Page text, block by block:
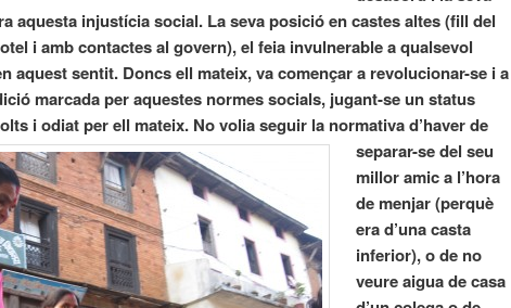
aquesta injustícia social. La seva posició en castes altes (fill del
i amb contactes al govern), el feia invulnerable a qualsevol
aquest sentit. Doncs ell mateix, va començar a revolucionar-se i a
marcada per aquestes normes socials, jugant-se un status
i odiat per ell mateix. No volia seguir la normativa d’haver de
separar-se del seu
millor amic a l’hora
de menjar (perquè
era d’una casta
inferior), o de no
veure aigua de casa